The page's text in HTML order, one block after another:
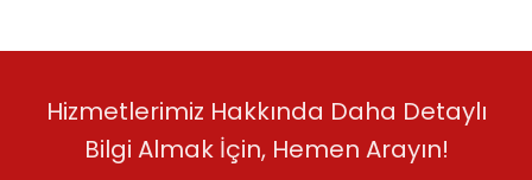
Hizmetlerimiz Hakkında Daha Detaylı
Bilgi Almak İçin, Hemen Arayın!